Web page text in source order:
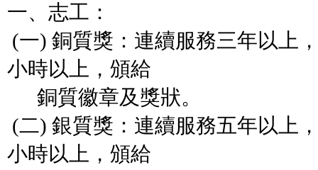
一、志工：
(一) 銅質獎：連續服務三年以上
小時以上，頒給
銅質徽章及獎狀。
(二) 銀質獎：連續服務五年以上
小時以上，頒給